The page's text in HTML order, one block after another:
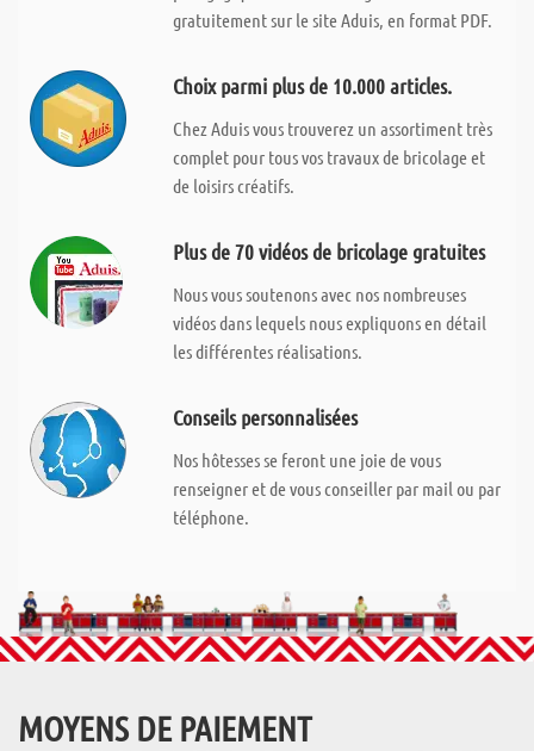
gratuitement sur le site Aduis, en format PDF.
Choix parmi plus de 10.000 articles.
Chez Aduis vous trouverez un assortiment très
complet pour tous vos travaux de bricolage et
de loisirs créatifs.
Plus de 70 vidéos de bricolage gratuites
Nous vous soutenons avec nos nombreuses
vidéos dans lequels nous expliquons en détail
les différentes réalisations.
Conseils personnalisées
Nos hôtesses se feront une joie de vous
renseigner et de vous conseiller par mail ou par
téléphone.
MOYENS DE PAIEMENT